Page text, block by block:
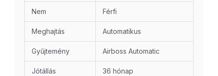
Nem Férfi
Meghajtás Automatikus
Gyűjtemény Airboss Automatic
Jótállás 36 hónap